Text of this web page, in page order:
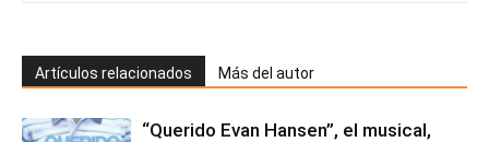
Artículos relacionados Más del autor
“Querido Evan Hansen”, el musical,